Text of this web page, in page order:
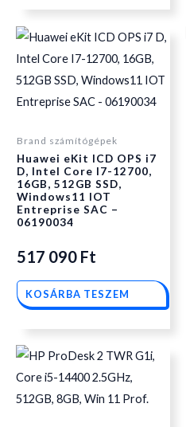
Brand számítógépek
Huawei eKit ICD OPS i7
D, Intel Core I7-12700,
16GB, 512GB SSD,
Windows11 IOT
Entreprise SAC –
06190034
517 090 Ft
KOSÁRBA TESZEM